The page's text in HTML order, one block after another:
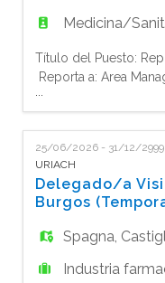
FR
IT
Medicina/
Título del Puesto:
Reporta a: Area
Tipo de Contrato:
temporal Resumen
El Representante de
25/06/2026 - 31/12/2999
URIACH
Delegado/a
Burgos
Spagna,
Industria